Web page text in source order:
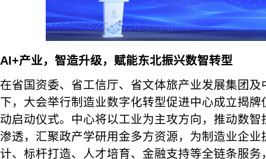
AI+产业，智造升级，赋能东北振兴数智转型
在省国资委、省工信厅、省文体旅产业发展集团
下，大会举行制造业数字化转型促进中心成立揭
动启动仪式。中心将以工业为主攻方向，推动数
渗透，汇聚政产学研用金多方资源，为制造业企
计、标杆打造、人才培育、金融支持等全链条服